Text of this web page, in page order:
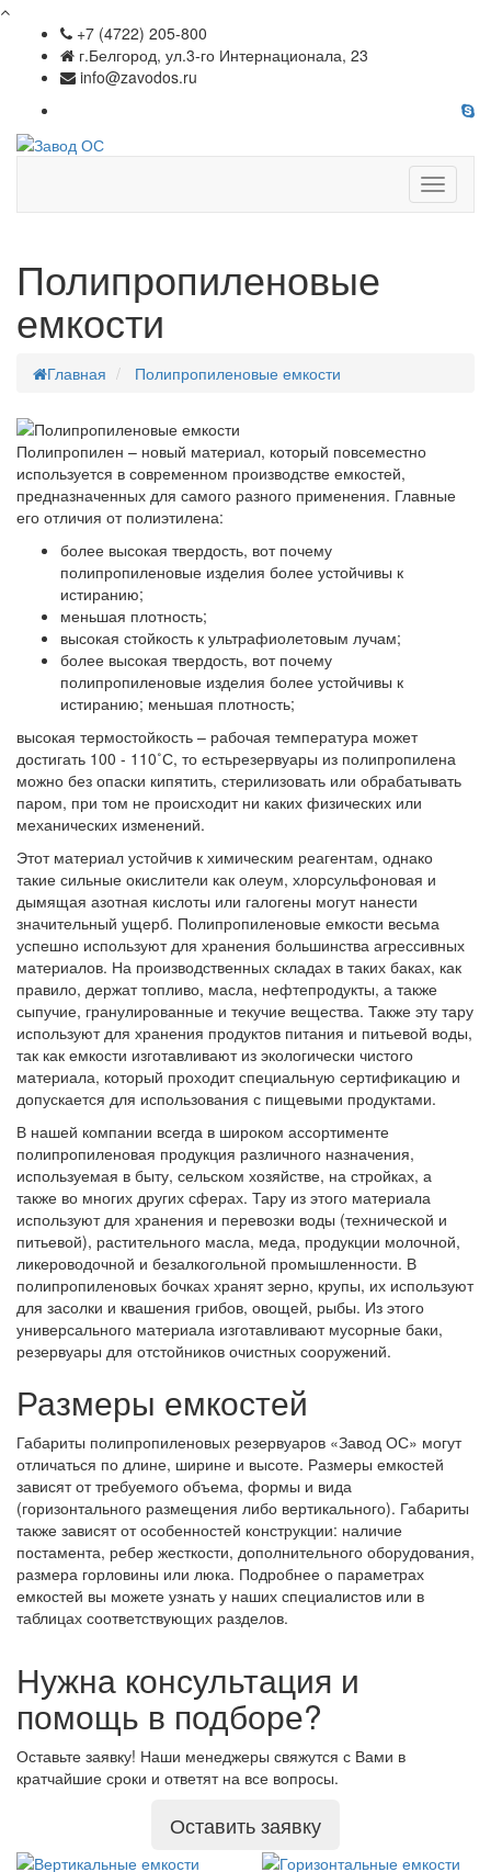
+7 (4722) 205-800
г.Белгород, ул.3-го Интернационала, 23
info@zavodos.ru
меню
Полипропиленовые
емкости
Главная Полипропиленовые емкости
Полипропилен – новый материал, который повсеместно
используется в современном производстве емкостей,
предназначенных для самого разного применения. Главные
его отличия от полиэтилена:
более высокая твердость, вот почему
полипропиленовые изделия более устойчивы к
истиранию;
меньшая плотность;
высокая стойкость к ультрафиолетовым лучам;
более высокая твердость, вот почему
полипропиленовые изделия более устойчивы к
истиранию; меньшая плотность;
высокая термостойкость – рабочая температура может
достигать 100 - 110˚С, то естьрезервуары из полипропилена
можно без опаски кипятить, стерилизовать или обрабатывать
паром, при том не происходит ни каких физических или
механических изменений.
Этот материал устойчив к химическим реагентам, однако
такие сильные окислители как олеум, хлорсульфоновая и
дымящая азотная кислоты или галогены могут нанести
значительный ущерб. Полипропиленовые емкости весьма
успешно используют для хранения большинства агрессивных
материалов. На производственных складах в таких баках, как
правило, держат топливо, масла, нефтепродукты, а также
сыпучие, гранулированные и текучие вещества. Также эту тару
используют для хранения продуктов питания и питьевой воды,
так как емкости изготавливают из экологически чистого
материала, который проходит специальную сертификацию и
допускается для использования с пищевыми продуктами.
В нашей компании всегда в широком ассортименте
полипропиленовая продукция различного назначения,
используемая в быту, сельском хозяйстве, на стройках, а
также во многих других сферах. Тару из этого материала
используют для хранения и перевозки воды (технической и
питьевой), растительного масла, меда, продукции молочной,
ликероводочной и безалкогольной промышленности. В
полипропиленовых бочках хранят зерно, крупы, их используют
для засолки и квашения грибов, овощей, рыбы. Из этого
универсального материала изготавливают мусорные баки,
резервуары для отстойников очистных сооружений.
Размеры емкостей
Габариты полипропиленовых резервуаров «Завод ОС» могут
отличаться по длине, ширине и высоте. Размеры емкостей
зависят от требуемого объема, формы и вида
(горизонтального размещения либо вертикального). Габариты
также зависят от особенностей конструкции: наличие
постамента, ребер жесткости, дополнительного оборудования,
размера горловины или люка. Подробнее о параметрах
емкостей вы можете узнать у наших специалистов или в
таблицах соответствующих разделов.
Нужна консультация и
помощь в подборе?
Оставьте заявку! Наши менеджеры свяжутся с Вами в
кратчайшие сроки и ответят на все вопросы.
Оставить заявку